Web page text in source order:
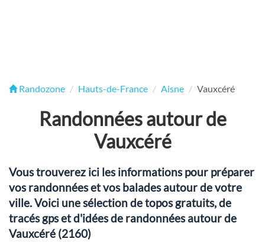
Randozone Hauts-de-France Aisne Vauxcéré
Randonnées autour de
Vauxcéré
Vous trouverez ici les informations pour préparer
vos randonnées et vos balades autour de votre
ville. Voici une sélection de topos gratuits, de
tracés gps et d'idées de randonnées autour de
Vauxcéré (2160)